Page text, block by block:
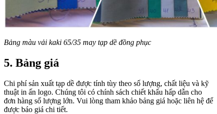
Bảng màu vải kaki 65/35 may tạp dề đồng phục
5. Bảng giá
Chi phí sản xuất tạp dề được tính tùy theo số lượng, chất liệu và kỹ
thuật in ấn logo. Chúng tôi có chính sách chiết khấu hấp dẫn cho
đơn hàng số lượng lớn. Vui lòng tham khảo bảng giá hoặc liên hệ để
được báo giá chi tiết.